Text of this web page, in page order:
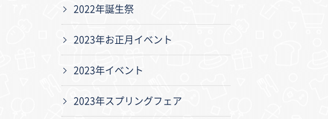
2022年誕生祭
2023年お正月イベント
2023年イベント
2023年スプリングフェア